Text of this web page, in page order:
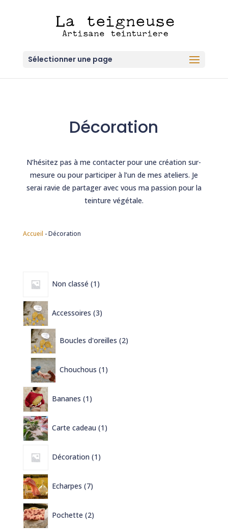
Sélectionner une page
Décoration
N’hésitez pas à me contacter pour une création sur-
mesure ou pour participer à l’un de mes ateliers. Je
serai ravie de partager avec vous ma passion pour la
teinture végétale.
Accueil -Décoration
Non classé 1
produit
Accessoires 3
produits
Boucles d'oreilles 2
produits
Chouchous 1
produit
Bananes 1
produit
Carte cadeau 1
produit
Décoration 1
produit
Echarpes 7
produits
Pochette 2
produits